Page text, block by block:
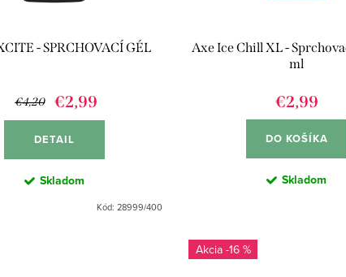
- SPRCHOVACÍ GÉL
€4,20 €2,99
DETAIL
Skladom
Kód:28999/400
Axe Ice Chill XL -
ml
€2,99
DO KOŠÍKA
Skladom
-16 %